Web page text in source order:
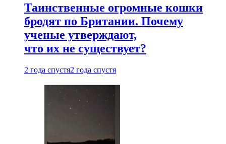
Таинственные огромные кошки
бродят по Британии. Почему
ученые утверждают,
что их не существует?
2 года спустя2 года спустя